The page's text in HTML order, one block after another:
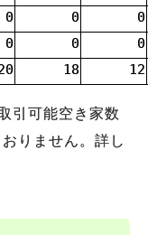
0 0
0
0 0
0
18 12
引可能空き家数
りません。詳し